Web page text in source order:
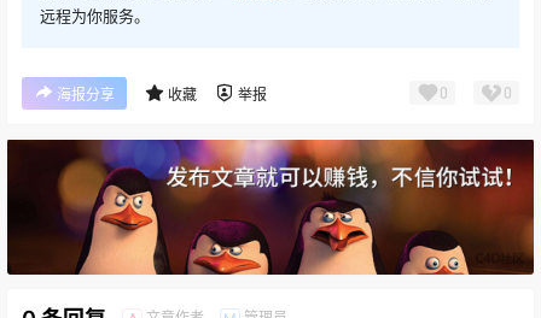
远程为你服务。
海报分享 收藏 举报 0 0